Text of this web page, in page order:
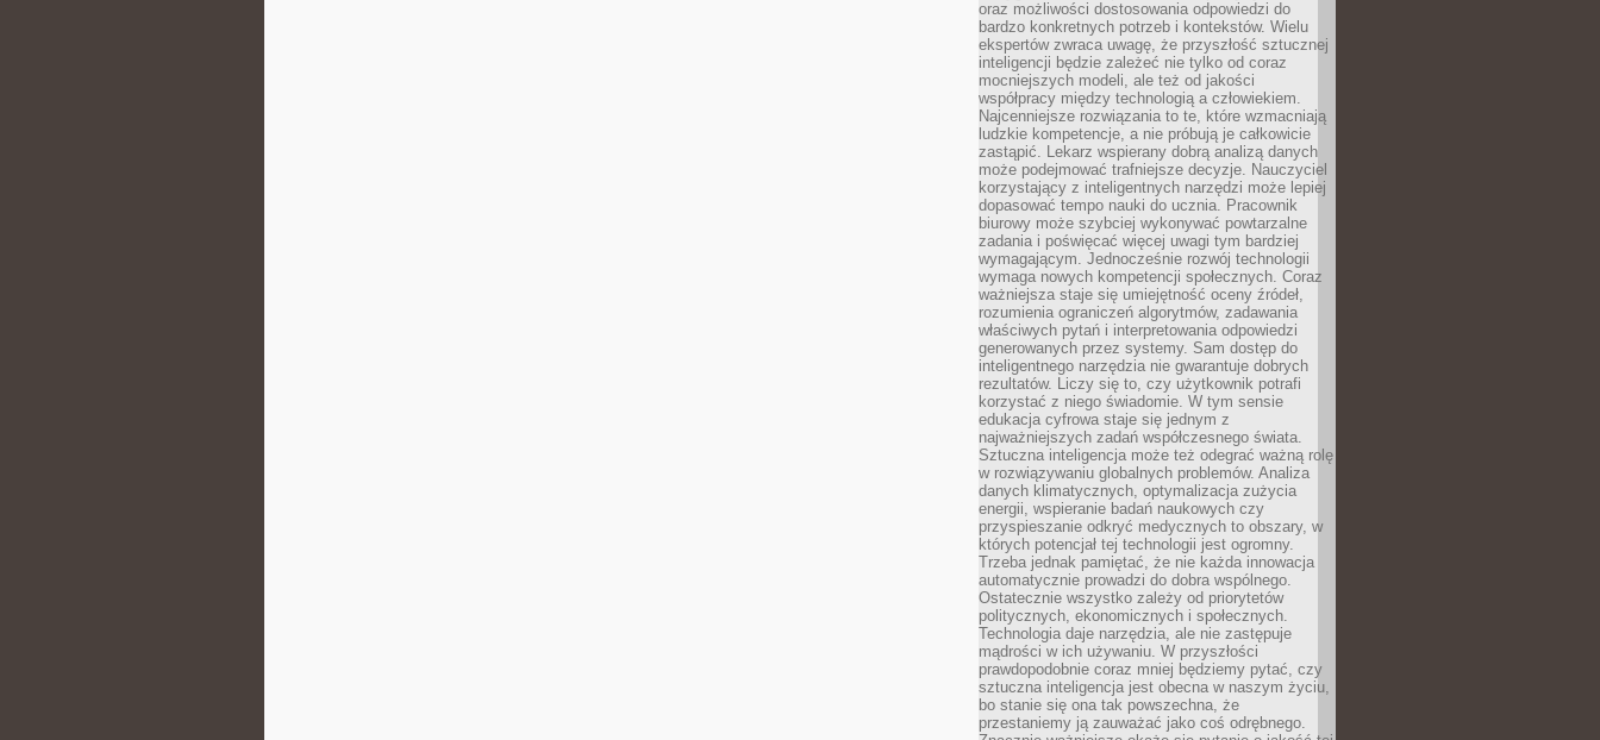
oraz możliwości dostosowania odpowiedzi do
bardzo konkretnych potrzeb i kontekstów. Wielu
ekspertów zwraca uwagę, że przyszłość sztucznej
inteligencji będzie zależeć nie tylko od coraz
mocniejszych modeli, ale też od jakości
współpracy między technologią a człowiekiem.
Najcenniejsze rozwiązania to te, które wzmacniają
ludzkie kompetencje, a nie próbują je całkowicie
zastąpić. Lekarz wspierany dobrą analizą danych
może podejmować trafniejsze decyzje. Nauczyciel
korzystający z inteligentnych narzędzi może lepiej
dopasować tempo nauki do ucznia. Pracownik
biurowy może szybciej wykonywać powtarzalne
zadania i poświęcać więcej uwagi tym bardziej
wymagającym. Jednocześnie rozwój technologii
wymaga nowych kompetencji społecznych. Coraz
ważniejsza staje się umiejętność oceny źródeł,
rozumienia ograniczeń algorytmów, zadawania
właściwych pytań i interpretowania odpowiedzi
generowanych przez systemy. Sam dostęp do
inteligentnego narzędzia nie gwarantuje dobrych
rezultatów. Liczy się to, czy użytkownik potrafi
korzystać z niego świadomie. W tym sensie
edukacja cyfrowa staje się jednym z
najważniejszych zadań współczesnego świata.
Sztuczna inteligencja może też odegrać ważną rolę
w rozwiązywaniu globalnych problemów. Analiza
danych klimatycznych, optymalizacja zużycia
energii, wspieranie badań naukowych czy
przyspieszanie odkryć medycznych to obszary, w
których potencjał tej technologii jest ogromny.
Trzeba jednak pamiętać, że nie każda innowacja
automatycznie prowadzi do dobra wspólnego.
Ostatecznie wszystko zależy od priorytetów
politycznych, ekonomicznych i społecznych.
Technologia daje narzędzia, ale nie zastępuje
mądrości w ich używaniu. W przyszłości
prawdopodobnie coraz mniej będziemy pytać, czy
sztuczna inteligencja jest obecna w naszym życiu,
bo stanie się ona tak powszechna, że
przestaniemy ją zauważać jako coś odrębnego.